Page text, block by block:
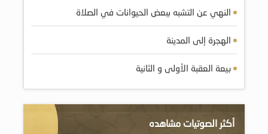
النهي عن التشبه ببعض الحيوانات في الصلاة
الهجرة إلى المدينة
بيعة العقبة الأولى و الثانية
أكثر الصوتيات مشاهده